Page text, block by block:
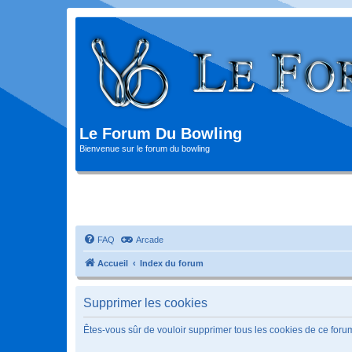
Le Forum Du Bowling
Bienvenue sur le forum du bowling
FAQ Arcade
Accueil Index du forum
Supprimer les cookies
Êtes-vous sûr de vouloir supprimer tous les cookies de ce